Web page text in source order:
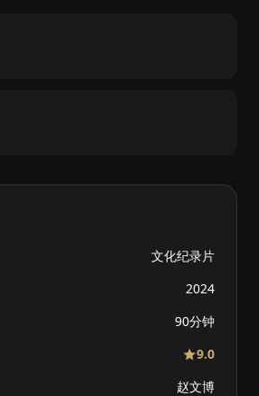
文化纪录片
2024
90分钟
9.0
赵文博